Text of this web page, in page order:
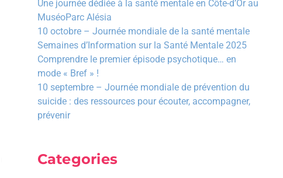
Une journée dédiée à la santé mentale en Côte-d’Or au
MuséoParc Alésia
10 octobre – Journée mondiale de la santé mentale
Semaines d’Information sur la Santé Mentale 2025
Comprendre le premier épisode psychotique… en
mode « Bref » !
10 septembre – Journée mondiale de prévention du
suicide : des ressources pour écouter, accompagner,
prévenir
Categories